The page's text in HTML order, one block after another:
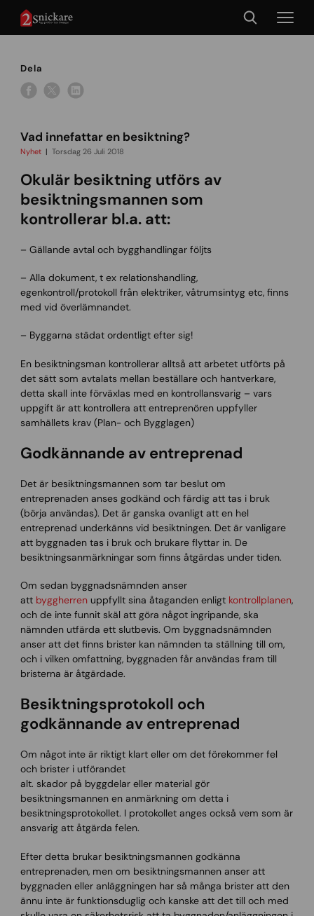
Dela
Vad innefattar en besiktning?
Nyhet Torsdag 26 Juli 2018
Okulär besiktning utförs av
besiktningsmannen som
kontrollerar bl.a. att:
– Gällande avtal och bygghandlingar följts
– Alla dokument, t ex relationshandling,
egenkontroll/protokoll från elektriker, våtrumsintyg etc, finns
med vid överlämnandet.
– Byggarna städat ordentligt efter sig!
En besiktningsman kontrollerar alltså att arbetet utförts på
det sätt som avtalats mellan beställare och hantverkare,
detta skall inte förväxlas med en kontrollansvarig – vars
uppgift är att kontrollera att entreprenören uppfyller
samhällets krav (Plan- och Bygglagen)
Godkännande av entreprenad
Det är besiktningsmannen som tar beslut om
entreprenaden anses godkänd och färdig att tas i bruk
(börja användas). Det är ganska ovanligt att en hel
entreprenad underkänns vid besiktningen. Det är vanligare
att byggnaden tas i bruk och brukare flyttar in. De
besiktningsanmärkningar som finns åtgärdas under tiden.
Om sedan byggnadsnämnden anser
att byggherrenuppfyllt sina åtaganden enligt kontrollplanen,
och de inte funnit skäl att göra något ingripande, ska
nämnden utfärda ett slutbevis. Om byggnadsnämnden
anser att det finns brister kan nämnden ta ställning till om,
och i vilken omfattning, byggnaden får användas fram till
bristerna är åtgärdade.
Besiktningsprotokoll och
godkännande av entreprenad
Om något inte är riktigt klart eller om det förekommer fel
och brister i utförandet
alt. skador på byggdelar eller material gör
besiktningsmannen en anmärkning om detta i
besiktningsprotokollet. I protokollet anges också vem som är
ansvarig att åtgärda felen.
Efter detta brukar besiktningsmannen godkänna
entreprenaden, men om besiktningsmannen anser att
byggnaden eller anläggningen har så många brister att den
ännu inte är funktionsduglig och kanske att det till och med